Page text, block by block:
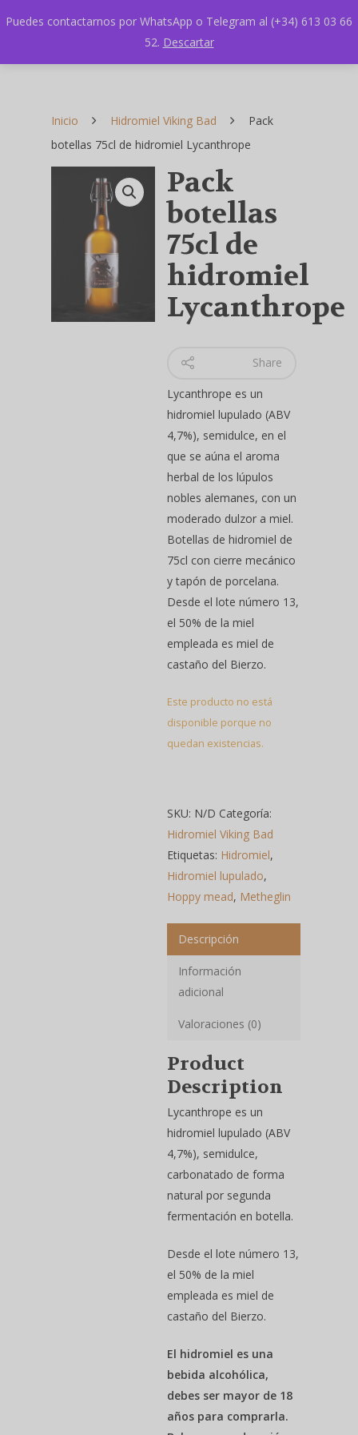
Hit enter to search or ESC to close
Inicio Hidromiel Viking Bad
Pack
botellas 75cl de hidromiel Lycanthrope
Pack
botellas
75cl de
hidromiel
Lycanthrope
Share
Lycanthrope es un
hidromiel lupulado (ABV
4,7%), semidulce, en el
que se aúna el aroma
herbal de los lúpulos
nobles alemanes, con un
moderado dulzor a miel.
Botellas de hidromiel de
75cl con cierre mecánico
y tapón de porcelana.
Desde el lote número 13,
el 50% de la miel
empleada es miel de
castaño del Bierzo.
Este producto no está
disponible porque no
quedan existencias.
SKU: N/D Categoría:
Hidromiel Viking Bad
Etiquetas: Hidromiel,
Hidromiel lupulado,
Hoppy mead, Metheglin
Descripción
Información
adicional
Valoraciones (0)
Product
Description
Lycanthrope es un
hidromiel lupulado (ABV
4,7%), semidulce,
carbonatado de forma
natural por segunda
fermentación en botella.
Desde el lote número 13,
el 50% de la miel
empleada es miel de
castaño del Bierzo.
El hidromiel es una
bebida alcohólica,
debes ser mayor de 18
años para comprarla.
Puedes contactarnos por WhatsApp o Telegram al (+34) 613 03 66
52. Descartar